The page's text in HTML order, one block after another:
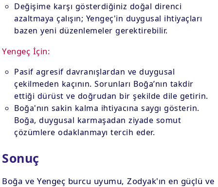
Değişime karşı gösterdiğiniz doğal direnci
azaltmaya çalışın; Yengeç'in duygusal ihtiyaçları
bazen yeni düzenlemeler gerektirebilir.
Yengeç İçin:
Pasif agresif davranışlardan ve duygusal
çekilmeden kaçının. Sorunları Boğa’nın takdir
ettiği dürüst ve doğrudan bir şekilde dile getirin.
Boğa'nın sakin kalma ihtiyacına saygı gösterin.
Boğa, duygusal karmaşadan ziyade somut
çözümlere odaklanmayı tercih eder.
Sonuç
Boğa ve Yengeç burcu uyumu, Zodyak'ın en güçlü ve